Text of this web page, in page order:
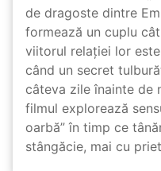
de dragoste dintre
formează un cuplu
viitorul relației lor
când un secret
câteva zile înainte de
filmul explorează
oarbă” în timp ce
stângăcie, mai cu